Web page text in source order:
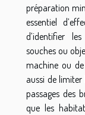
préparation
essentiel
d’identifier
souches ou
machine ou
aussi de
passages des
que les